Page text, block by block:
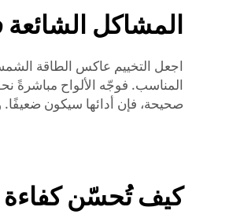
المشاكل
اجعل التخييم عاكس الطاقة
المناسب. فوجّه الألواح مباشرةً
صحيحة، فإن أدائها سيكون ضعيفًا.
كيف تُحسّن